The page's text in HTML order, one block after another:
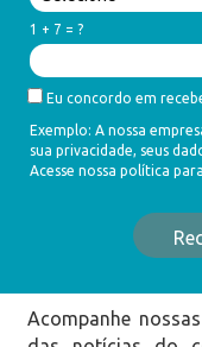
1 + 7 = ?
Eu concordo em
Exemplo: A nossa
sua privacidade, seus
Acesse nossa política
Acompanhe